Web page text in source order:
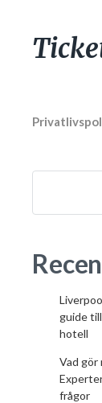
guide
hotell
Vad gör
frågor